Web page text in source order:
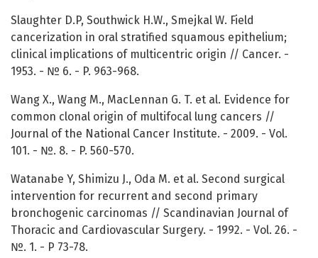
Slaughter D.P, Southwick H.W., Smejkal W. Field
cancerization in oral stratified squamous epithelium;
clinical implications of multicentric origin // Cancer. -
1953. - № 6. - P. 963-968.
Wang X., Wang M., MacLennan G. T. et al. Evidence for
common clonal origin of multifocal lung cancers //
Journal of the National Cancer Institute. - 2009. - Vol.
101. - №. 8. - P. 560-570.
Watanabe Y, Shimizu J., Oda M. et al. Second surgical
intervention for recurrent and second primary
bronchogenic carcinomas // Scandinavian Journal of
Thoracic and Cardiovascular Surgery. - 1992. - Vol. 26. -
№. 1. - P 73-78.